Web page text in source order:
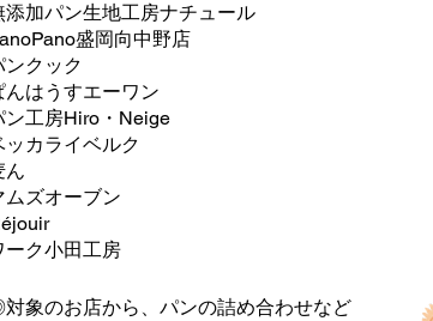
添加パン生地工房ナチュール
盛岡向中野店
ンクック
んはうすエーワン
ン工房Hiro・Neige
ッカライベルク
ん
ムズオーブン
ーク小田工房
象のお店から、パンの詰め合わせなど